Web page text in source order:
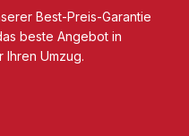
Best-Preis-Garantie
beste Angebot in
Umzug.